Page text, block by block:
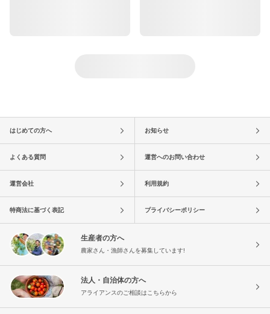
はじめての方へ お知らせ
よくある質問 運営へのお問い合わせ
運営会社 利用規約
特商法に基づく表記 プライバシーポリシー
生産者の方へ
農家さん・漁師さんを募集しています!
法人・自治体の方へ
アライアンスのご相談はこちらから